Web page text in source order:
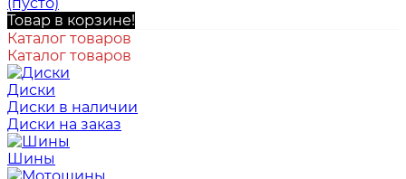
Товар в корзине!
Каталог товаров
Каталог товаров
Диски
Диски в наличии
Диски на заказ
Шины